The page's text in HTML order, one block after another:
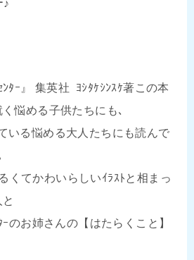
♪
ﾝﾀｰ』 集英社 ﾖｼﾀｹｼﾝｽｹ著この本
悩める子供たちにも､
いる悩める大人たちにも読んで
くてかわいらしいｲﾗｽﾄと相まっ
のお姉さんの【はたらくこと】